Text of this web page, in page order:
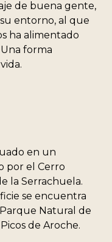
de buena gente,
entorno, al que
ha alimentado
forma
en un
por el Cerro
la Serrachuela.
se encuentra
Natural de
de Aroche.